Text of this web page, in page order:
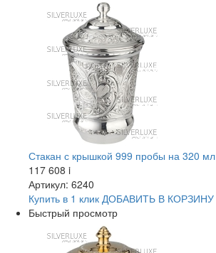
Стакан с крышкой 999 пробы на 320 мл
117 608 i
Артикул: 6240
Купить в 1 клик ДОБАВИТЬ В КОРЗИНУ
Быстрый просмотр